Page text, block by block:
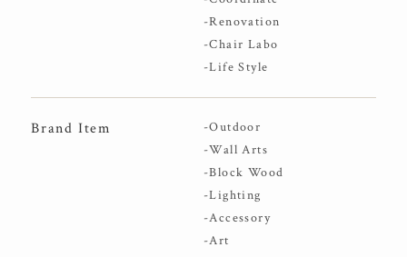
-Renovation
-Chair Labo
-Life Style
Brand Item
-Outdoor
-Wall Arts
-Block Wood
-Lighting
-Accessory
-Art